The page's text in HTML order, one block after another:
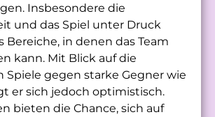
Insbesondere die
und das Spiel unter Druck
Bereiche, in denen das Team
kann. Mit Blick auf die
Spiele gegen starke Gegner wie
er sich jedoch optimistisch.
bieten die Chance, sich auf